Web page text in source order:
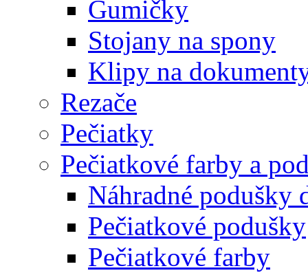
Gumičky
Stojany na spony
Klipy na
Rezače
Pečiatky
Pečiatkové farby a
Náhradné podušky
Pečiatkové podušky
Pečiatkové farby